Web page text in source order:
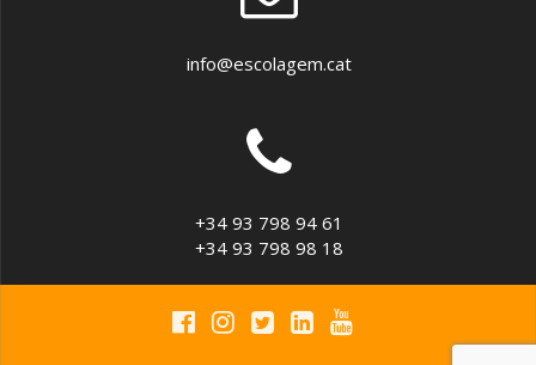
info@escolagem.cat
+34 93 798 94 61
+34 93 798 98 18